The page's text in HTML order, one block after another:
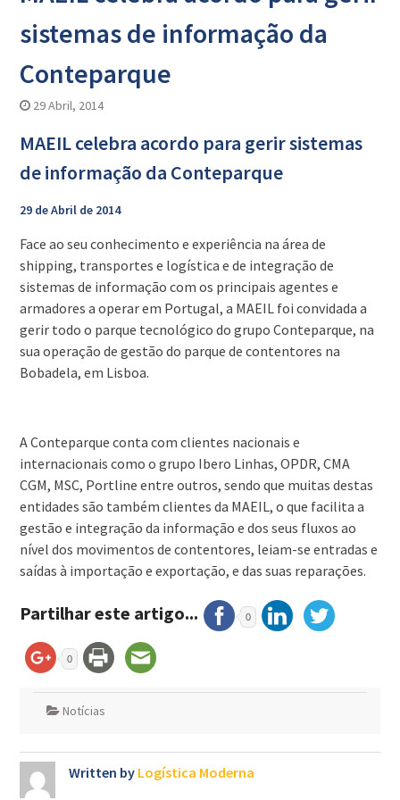
sistemas de informação da
Conteparque
29 Abril, 2014
MAEIL celebra acordo para gerir sistemas
de informação da Conteparque
29 de Abril de 2014
Face ao seu conhecimento e experiência na área de
shipping, transportes e logística e de integração de
sistemas de informação com os principais agentes e
armadores a operar em Portugal, a MAEIL foi convidada a
gerir todo o parque tecnológico do grupo Conteparque, na
sua operação de gestão do parque de contentores na
Bobadela, em Lisboa.
A Conteparque conta com clientes nacionais e
internacionais como o grupo Ibero Linhas, OPDR, CMA
CGM, MSC, Portline entre outros, sendo que muitas destas
entidades são também clientes da MAEIL, o que facilita a
gestão e integração da informação e dos seus fluxos ao
nível dos movimentos de contentores, leiam-se entradas e
saídas à importação e exportação, e das suas reparações.
Partilhar este artigo... 0
0
Notícias
Written by Logística Moderna